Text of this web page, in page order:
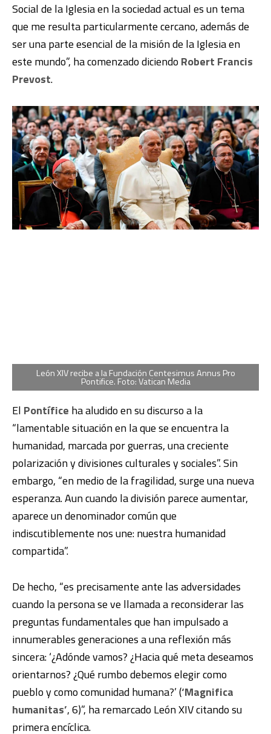
Social de la Iglesia en la sociedad actual es un tema
que me resulta particularmente cercano, además de
ser una parte esencial de la misión de la Iglesia en
este mundo”, ha comenzado diciendo Robert Francis
Prevost.
León XIV recibe a la Fundación Centesimus Annus Pro
Pontifice. Foto: Vatican Media
El Pontífice ha aludido en su discurso a la
“lamentable situación en la que se encuentra la
humanidad, marcada por guerras, una creciente
polarización y divisiones culturales y sociales”. Sin
embargo, “en medio de la fragilidad, surge una nueva
esperanza. Aun cuando la división parece aumentar,
aparece un denominador común que
indiscutiblemente nos une: nuestra humanidad
compartida”.
De hecho, “es precisamente ante las adversidades
cuando la persona se ve llamada a reconsiderar las
preguntas fundamentales que han impulsado a
innumerables generaciones a una reflexión más
sincera: ‘¿Adónde vamos? ¿Hacia qué meta deseamos
orientarnos? ¿Qué rumbo debemos elegir como
pueblo y como comunidad humana?’ (‘Magnifica
humanitas’, 6)”, ha remarcado León XIV citando su
primera encíclica.